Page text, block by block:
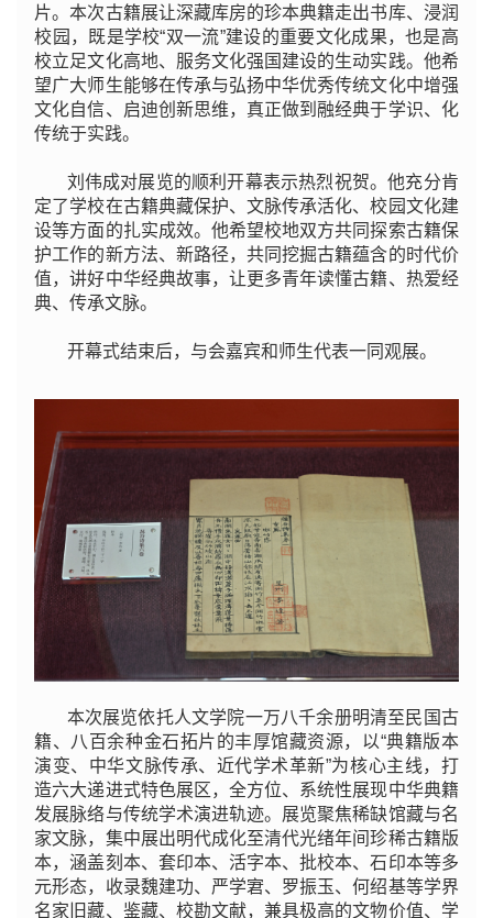
片。本次古籍展让深藏库房的珍本典籍走出书库、浸润
校园，既是学校“双一流”建设的重要文化成果，也是高
校立足文化高地、服务文化强国建设的生动实践。他希
望广大师生能够在传承与弘扬中华优秀传统文化中增强
文化自信、启迪创新思维，真正做到融经典于学识、化
传统于实践。
刘伟成对展览的顺利开幕表示热烈祝贺。他充分肯
定了学校在古籍典藏保护、文脉传承活化、校园文化建
设等方面的扎实成效。他希望校地双方共同探索古籍保
护工作的新方法、新路径，共同挖掘古籍蕴含的时代价
值，讲好中华经典故事，让更多青年读懂古籍、热爱经
典、传承文脉。
开幕式结束后，与会嘉宾和师生代表一同观展。
本次展览依托人文学院一万八千余册明清至民国古
籍、八百余种金石拓片的丰厚馆藏资源，以“典籍版本
演变、中华文脉传承、近代学术革新”为核心主线，打
造六大递进式特色展区，全方位、系统性展现中华典籍
发展脉络与传统学术演进轨迹。展览聚焦稀缺馆藏与名
家文脉，集中展出明代成化至清代光绪年间珍稀古籍版
本，涵盖刻本、套印本、活字本、批校本、石印本等多
元形态，收录魏建功、严学宭、罗振玉、何绍基等学界
名家旧藏、鉴藏、校勘文献，兼具极高的文物价值、学